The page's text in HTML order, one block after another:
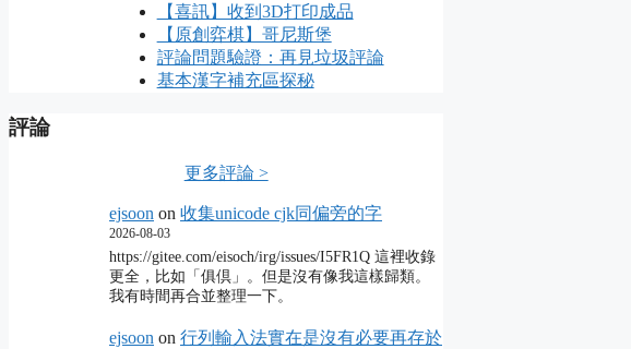
【喜訊】收到3D打印成品
【原創弈棋】哥尼斯堡
評論問題驗證：再見垃圾評論
基本漢字補充區探秘
評論
更多評論 >
ejsoon on 收集unicode cjk同偏旁的字
2026-08-03
https://gitee.com/eisoch/irg/issues/I5FR1Q 這裡收錄
更全，比如「俱倶」。但是沒有像我這樣歸類。
我有時間再合並整理一下。
ejsoon on 行列輸入法實在是沒有必要再存於